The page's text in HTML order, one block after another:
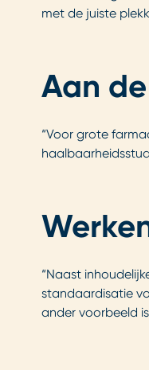
met de juiste
Aan
“Voor grote
“Naast
standaardisatie
ander voorbeeld